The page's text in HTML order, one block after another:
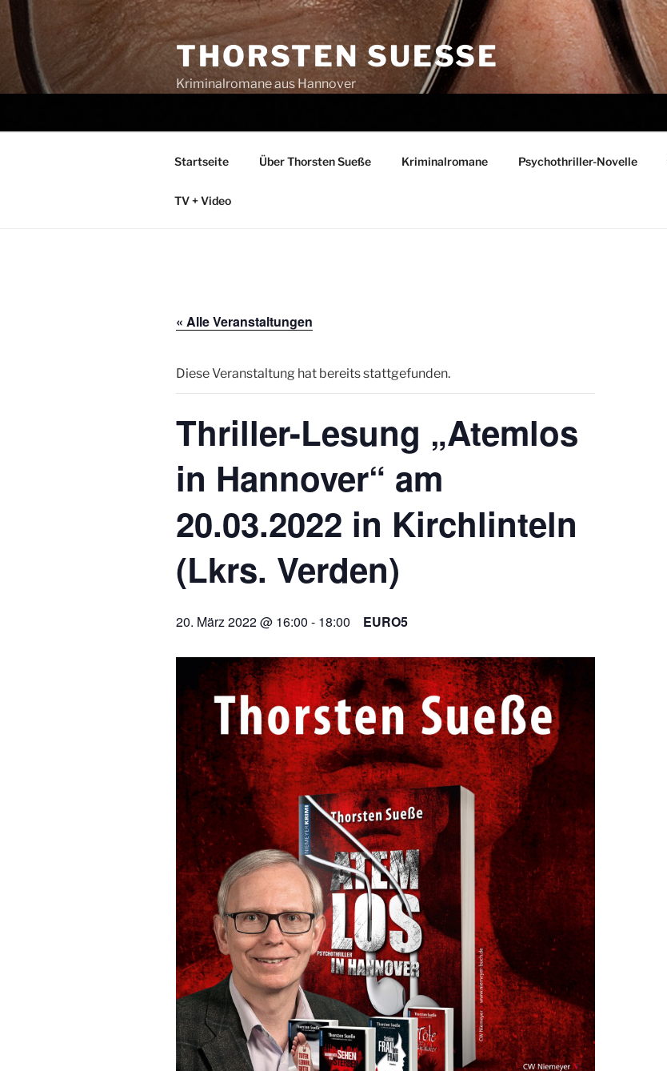
Zum
Inhalt
springen
THORSTEN SUESSE
Kriminalromane aus Hannover
Startseite Über Thorsten Sueße Kriminalromane Psychothriller-Novelle
TV + Video
« Alle Veranstaltungen
Diese Veranstaltung hat bereits stattgefunden.
Thriller-Lesung „Atemlos
in Hannover“ am
20.03.2022 in Kirchlinteln
(Lkrs. Verden)
20. März 2022 @ 16:00 - 18:00 EURO5